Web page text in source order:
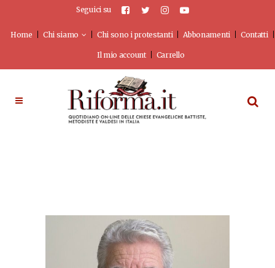
Seguici su
Home Chi siamo Chi sono i protestanti Abbonamenti Contatti
Il mio account Carrello